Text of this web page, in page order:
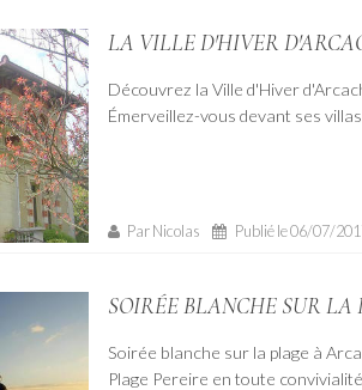
LA VILLE D'HIVER
Découvrez la Ville d'Hiver
Émerveillez-vous devant ses
Par Nicolas Publié le06/07/
SOIRÉE BLANCHE SUR LA
Soirée blanche sur la plage à
Plage Pereire en toute